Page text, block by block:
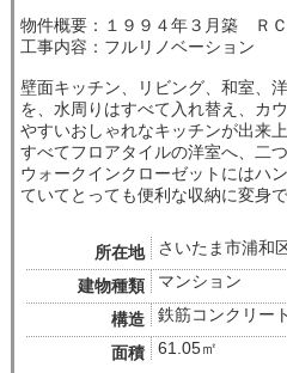
物件概要：１９９４年３月築 Ｒ
工事内容：フルリノベーション
壁面キッチン、リビング、和室、
を、水周りはすべて入れ替え、カ
やすいおしゃれなキッチンが出来
すべてフロアタイルの洋室へ、二
ウォークインクローゼットにはハ
ていてとっても便利な収納に変身で
所在地
さいたま市浦和
建物種類
マンション
構造
鉄筋コンクリート
面積
61.05㎡